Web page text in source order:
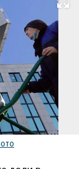
Развернуть